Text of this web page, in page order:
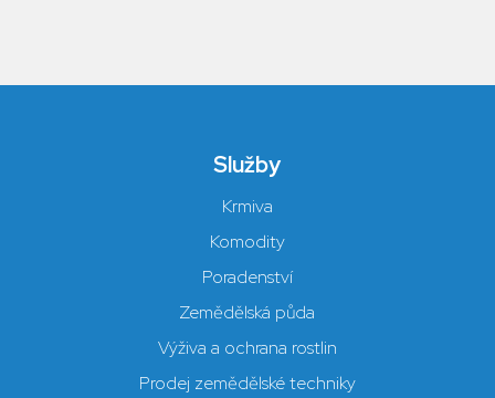
Služby
Krmiva
Komodity
Poradenství
Zemědělská půda
Výživa a ochrana rostlin
Prodej zemědělské techniky